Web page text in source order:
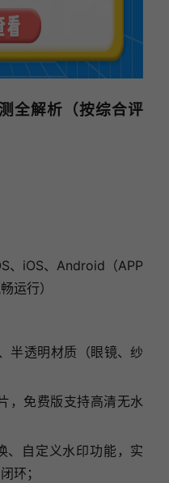
全解析（按综合评
、iOS、Android（APP
运行）
半透明材质（眼镜、纱
，免费版支持高清无水
、自定义水印功能，实
环；